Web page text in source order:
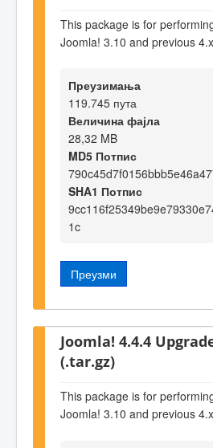
This package is for
Joomla! 3.10 and previous
Преузимања
119.745 пута
Величина фајла
28,32 MB
MD5 Потпис
SHA1 Потпис
1c
Преузми
Joomla! 4.4.4
(.tar.gz)
This package is for
Joomla! 3.10 and previous